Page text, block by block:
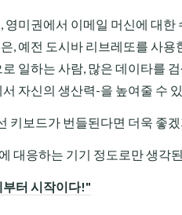
미권에서 이메일 머신에 대
, 예전 도시바 리브레또를 사
일하는 사람, 많은 데이타를
자신의 생산력-을 높여줄 수
키보드가 번들된다면 더욱 좋
대응하는 기기 정도로만 생각
터 시작이다!"